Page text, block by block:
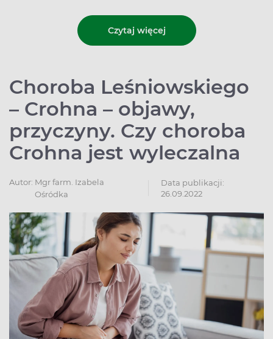
Czytaj więcej
Choroba Leśniowskiego
– Crohna – objawy,
przyczyny. Czy choroba
Crohna jest wyleczalna
Autor: Mgr farm. Izabela
Ośródka
Data publikacji:
26.09.2022